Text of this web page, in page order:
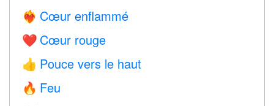
❤️‍🔥 Cœur enflammé
❤️ Cœur rouge
👍 Pouce vers le haut
🔥 Feu